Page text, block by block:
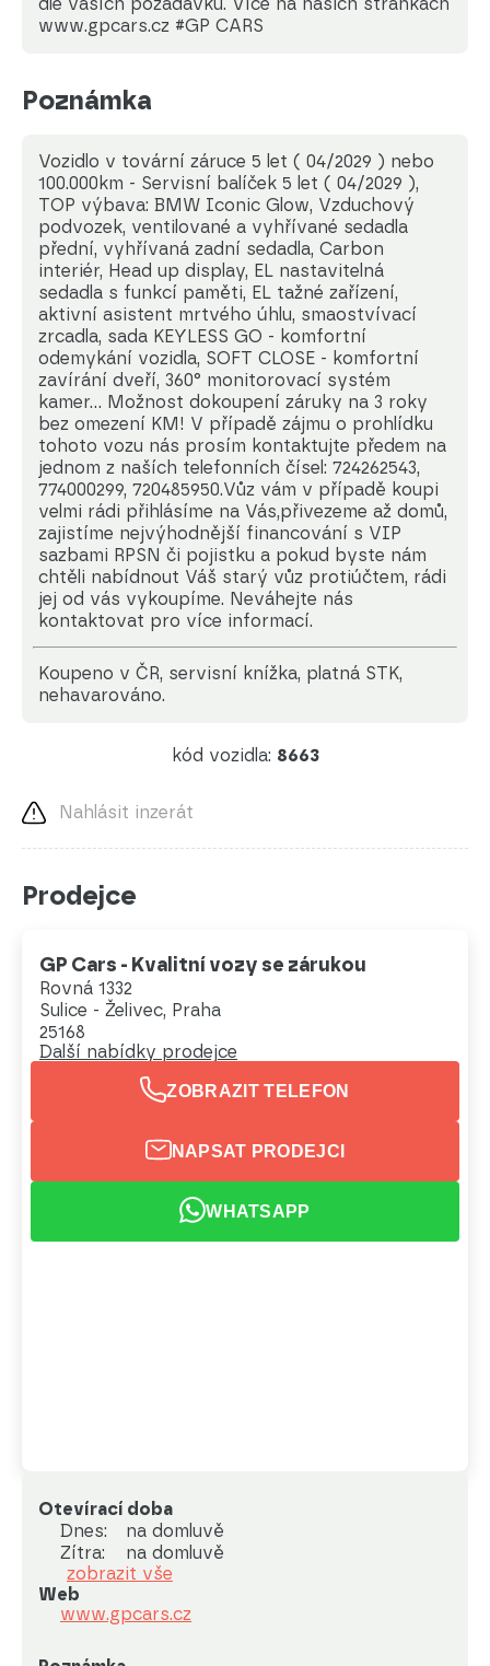
www.gpcars.cz #GP CARS
Poznámka
Vozidlo v tovární záruce 5 let ( 04/2029 ) nebo
100.000km - Servisní balíček 5 let ( 04/2029 ),
TOP výbava: BMW Iconic Glow, Vzduchový
podvozek, ventilované a vyhřívané sedadla
přední, vyhřívaná zadní sedadla, Carbon
interiér, Head up display, EL nastavitelná
sedadla s funkcí paměti, EL tažné zařízení,
aktivní asistent mrtvého úhlu, smaostvívací
zrcadla, sada KEYLESS GO - komfortní
odemykání vozidla, SOFT CLOSE - komfortní
zavírání dveří, 360° monitorovací systém
kamer... Možnost dokoupení záruky na 3 roky
bez omezení KM! V případě zájmu o prohlídku
tohoto vozu nás prosím kontaktujte předem na
jednom z naších telefonních čísel: 724262543,
774000299, 720485950.Vůz vám v případě koupi
velmi rádi přihlásíme na Vás,přivezeme až domů,
zajistíme nejvýhodnější financování s VIP
sazbami RPSN či pojistku a pokud byste nám
chtěli nabídnout Váš starý vůz protiúčtem, rádi
jej od vás vykoupíme. Neváhejte nás
kontaktovat pro více informací.
koupeno v ČR, servisní knížka, platná STK,
nehavarováno.
kód vozidla: 8663
Nahlásit inzerát
Prodejce
GP Cars - Kvalitní vozy se zárukou
Rovná 1332
Sulice - Želivec, Praha
25168
Další nabídky prodejce
ZOBRAZIT TELEFON
NAPSAT PRODEJCI
WHATSAPP
Otevírací doba
Dnes:
na domluvě
Zítra:
na domluvě
zobrazit vše
Web
www.gpcars.cz